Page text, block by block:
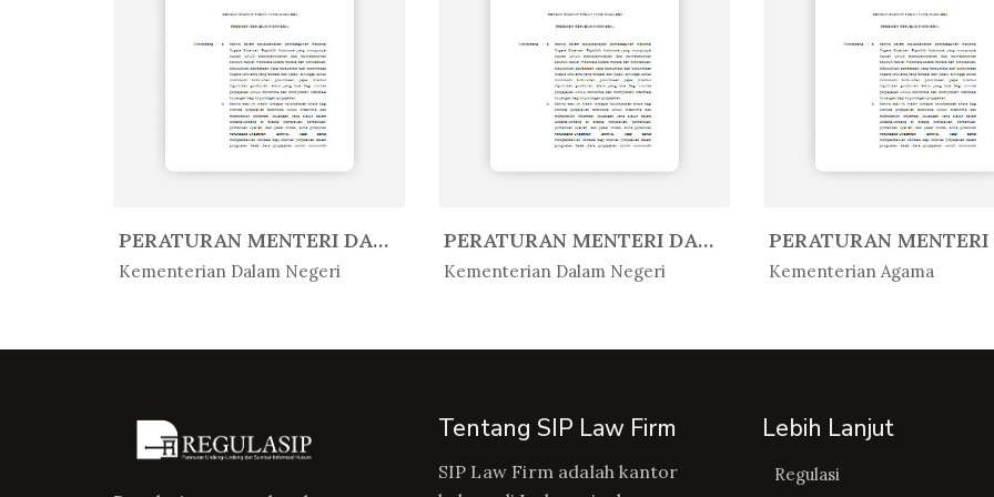
PERATURAN MENTERI DALAM NEGERI R...
Kementerian Dalam Negeri
In Peratur...
PERATURAN MENTERI DALAM NEGERI R...
Kementerian Dalam Negeri
In Peratur... Kementerian Agama
In Peratur...
Tentang SIP Law Firm
SIP Law Firm adalah kantor
Lebih Lanjut
Regulasi